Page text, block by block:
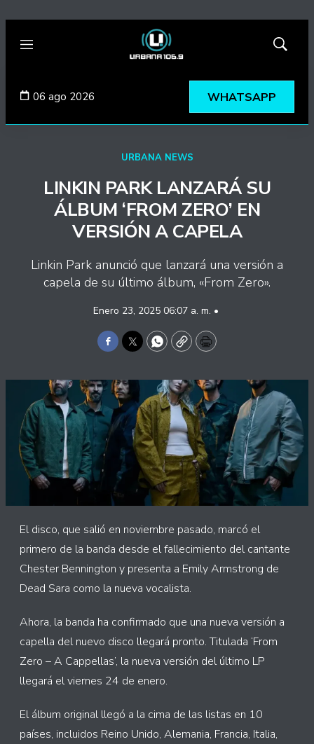
Menú
Mostrar
06 ago 2026 WHATSAPP
URBANA NEWS
LINKIN PARK LANZARÁ SU
ÁLBUM ‘FROM ZERO’ EN
VERSIÓN A CAPELA
Linkin Park anunció que lanzará una versión a
capela de su último álbum, «From Zero».
Enero 23, 2025 06:07 a. m. •
Facebook
TwitterWhatsApp
CopyPrint
El disco, que salió en noviembre pasado, marcó el
primero de la banda desde el fallecimiento del cantante
Chester Bennington y presenta a Emily Armstrong de
Dead Sara como la nueva vocalista.
Ahora, la banda ha confirmado que una nueva versión a
capella del nuevo disco llegará pronto. Titulada ‘From
Zero – A Cappellas’, la nueva versión del último LP
llegará el viernes 24 de enero.
El álbum original llegó a la cima de las listas en 10
países, incluidos Reino Unido, Alemania, Francia, Italia,